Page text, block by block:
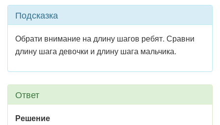
Подсказка
Обрати внимание на длину шагов ребят. Сравни
длину шага девочки и длину шага мальчика.
Ответ
Решение